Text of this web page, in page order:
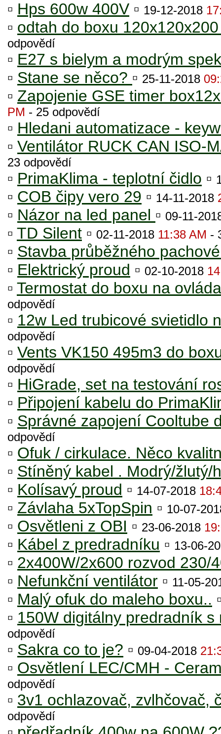
▫ Hps 600w 400V ▫ 19-12-2018
▫ odtah do boxu
odpovědí
▫ E27 s bielym a modrým
▫ Stane se něco? ▫ 25-11-2018
▫ Zapojenie GSE timer
PM - 25 odpovědí
▫ Hledani automatizace -
▫ Ventilátor RUCK CAN ISO-
23 odpovědí
▫ PrimaKlima - teplotní čidlo ▫
▫ COB čipy vero 29 ▫ 14-11-2018
▫ Názor na led panel ▫ 09-11-
▫ TD Silent ▫ 02-11-2018 11:38 AM -
▫ Stavba průběžného
▫ Elektrický proud ▫ 02-10-2018
▫ Termostat do boxu na
odpovědí
▫ 12w Led trubicové svietidlo
odpovědí
▫ Vents VK150 495m3 do
odpovědí
▫ HiGrade, set na testování
▫ Připojení kabelu do
▫ Správné zapojení Cooltube
odpovědí
▫ Ofuk / cirkulace. Něco
▫ Stíněný kabel . Modrý/žlutý/
▫ Kolísavý proud ▫ 14-07-2018
▫ Závlaha 5xTopSpin ▫ 10-07-
▫ Osvětleni z OBI ▫ 23-06-2018
▫ Kábel z predradníku ▫ 13-06-
▫ 2x400W/2x600 rozvod 230/
▫ Nefunkční ventilátor ▫ 11-05-
▫ Malý ofuk do maleho boxu..
▫ 150W digitálny predradník s
odpovědí
▫ Sakra co to je? ▫ 09-04-2018
▫ Osvětlení LEC/CMH -
odpovědí
▫ 3v1 ochlazovač, zvlhčovač,
odpovědí